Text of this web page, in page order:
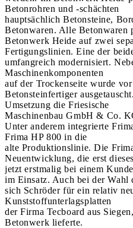
Betonrohren und -schächten
hauptsächlich Betonsteine,
Betonwaren. Alle Betonwaren
Betonwerk Heide auf zwei
Fertigungslinien. Eine der
umfangreich modernisiert.
Maschinenkomponenten
auf der Trockenseite wurde
Betonsteinfertiger
Umsetzung die Friesische
Maschinenbau GmbH & Co.
Unter anderem integrierte
Frima HP 800 in die
alte Produktionslinie. Die
Neuentwicklung, die erst
jetzt erstmalig bei einem
im Einsatz. Auch bei der Wahl
sich Schröder für ein relativ
Kunststoffunterlagsplatten
der Firma Tecboard aus
Betonwerk lieferte.